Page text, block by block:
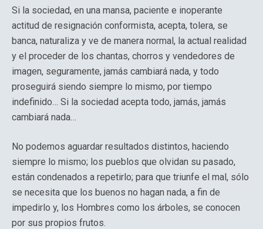
Si la sociedad, en una mansa, paciente e inoperante
actitud de resignación conformista, acepta, tolera, se
banca, naturaliza y ve de manera normal, la actual realidad
y el proceder de los chantas, chorros y vendedores de
imagen, seguramente, jamás cambiará nada, y todo
proseguirá siendo siempre lo mismo, por tiempo
indefinido… Si la sociedad acepta todo, jamás, jamás
cambiará nada…
No podemos aguardar resultados distintos, haciendo
siempre lo mismo; los pueblos que olvidan su pasado,
están condenados a repetirlo; para que triunfe el mal, sólo
se necesita que los buenos no hagan nada, a fin de
impedirlo y, los Hombres como los árboles, se conocen
por sus propios frutos.